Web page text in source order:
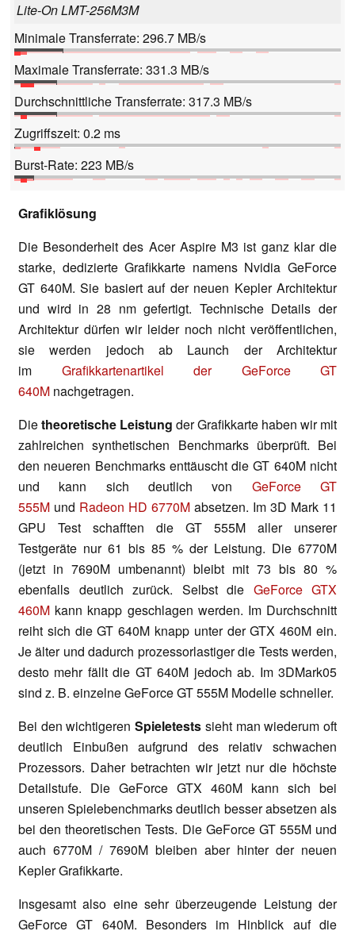
Lite-On LMT-256M3M
Minimale Transferrate: 296.7 MB/s
Maximale Transferrate: 331.3 MB/s
Durchschnittliche Transferrate: 317.3 MB/s
Zugriffszeit: 0.2 ms
Burst-Rate: 223 MB/s
Grafiklösung
Die Besonderheit des Acer Aspire M3 ist ganz klar die
starke, dedizierte Grafikkarte namens Nvidia GeForce
GT 640M. Sie basiert auf der neuen Kepler Architektur
und wird in 28 nm gefertigt. Technische Details der
Architektur dürfen wir leider noch nicht veröffentlichen,
sie werden jedoch ab Launch der Architektur
im Grafikkartenartikel der GeForce GT
640M nachgetragen.
Dietheoretische Leistung der Grafikkarte haben wir mit
zahlreichen synthetischen Benchmarks überprüft. Bei
den neueren Benchmarks enttäuscht die GT 640M nicht
und kann sich deutlich von GeForce GT
555M und Radeon HD 6770M absetzen. Im 3D Mark 11
GPU Test schafften die GT 555M aller unserer
Testgeräte nur 61 bis 85 % der Leistung. Die 6770M
(jetzt in 7690M umbenannt) bleibt mit 73 bis 80 %
ebenfalls deutlich zurück. Selbst die GeForce GTX
460M kann knapp geschlagen werden. Im Durchschnitt
reiht sich die GT 640M knapp unter der GTX 460M ein.
Je älter und dadurch prozessorlastiger die Tests werden,
desto mehr fällt die GT 640M jedoch ab. Im 3DMark05
sind z. B. einzelne GeForce GT 555M Modelle schneller.
Bei den wichtigerenSpieletests sieht man wiederum oft
deutlich Einbußen aufgrund des relativ schwachen
Prozessors. Daher betrachten wir jetzt nur die höchste
Detailstufe. Die GeForce GTX 460M kann sich bei
unseren Spielebenchmarks deutlich besser absetzen als
bei den theoretischen Tests. Die GeForce GT 555M und
auch 6770M / 7690M bleiben aber hinter der neuen
Kepler Grafikkarte.
Insgesamt also eine sehr überzeugende Leistung der
GeForce GT 640M. Besonders im Hinblick auf die